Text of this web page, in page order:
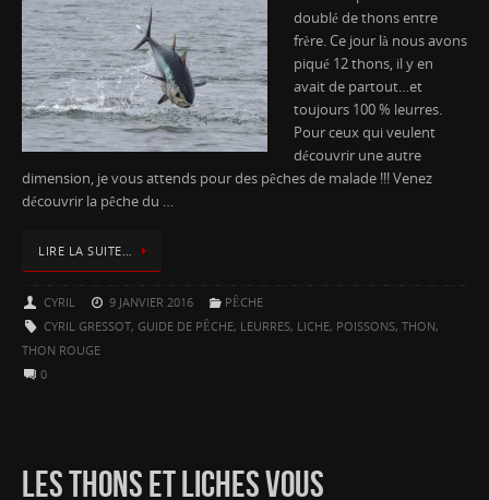
doublé de thons entre
frère. Ce jour là nous avons
piqué 12 thons, il y en
avait de partout…et
toujours 100 % leurres.
Pour ceux qui veulent
découvrir une autre
dimension, je vous attends pour des pêches de malade !!! Venez
découvrir la pêche du …
LIRE LA SUITE…
CYRIL 9 JANVIER 2016
PÊCHE
CYRIL GRESSOT, GUIDE DE PÊCHE, LEURRES, LICHE, POISSONS, THON,
THON ROUGE
0
LES THONS ET LICHES VOUS